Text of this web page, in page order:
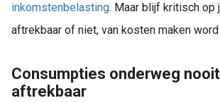
inkomstenbelasting. Maar blijf kritisch op
aftrekbaar of niet, van kosten maken
Consumpties onderweg
aftrekbaar